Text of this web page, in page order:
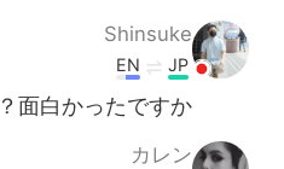
Shinsuke
JP
EN
面白かったですか？
カレン